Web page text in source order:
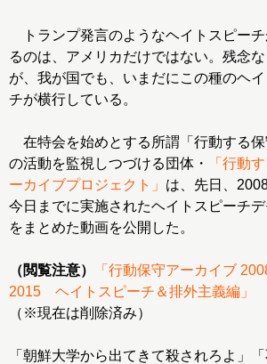
トランプ発言のようなヘイトスピーチ
るのは、アメリカだけではない。残念
が、我が国でも、いまだにこの種のヘ
チが横行している。
在特会を始めとする所謂「行動する
の活動を監視しつづける団体・
「行動
ーカイブプロジェクト」 は、先日、
今日までに実施されたヘイトスピーチ
をまとめた動画を公開した。
（閲覧注意）
「行動保守アーカイブ
（※現在は削除済み）
「朝鮮大学から出てきて殺されろよ」